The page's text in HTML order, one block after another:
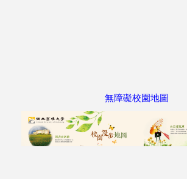
無障礙校園地圖